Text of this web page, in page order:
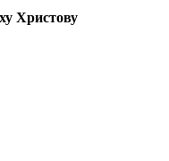
Христову